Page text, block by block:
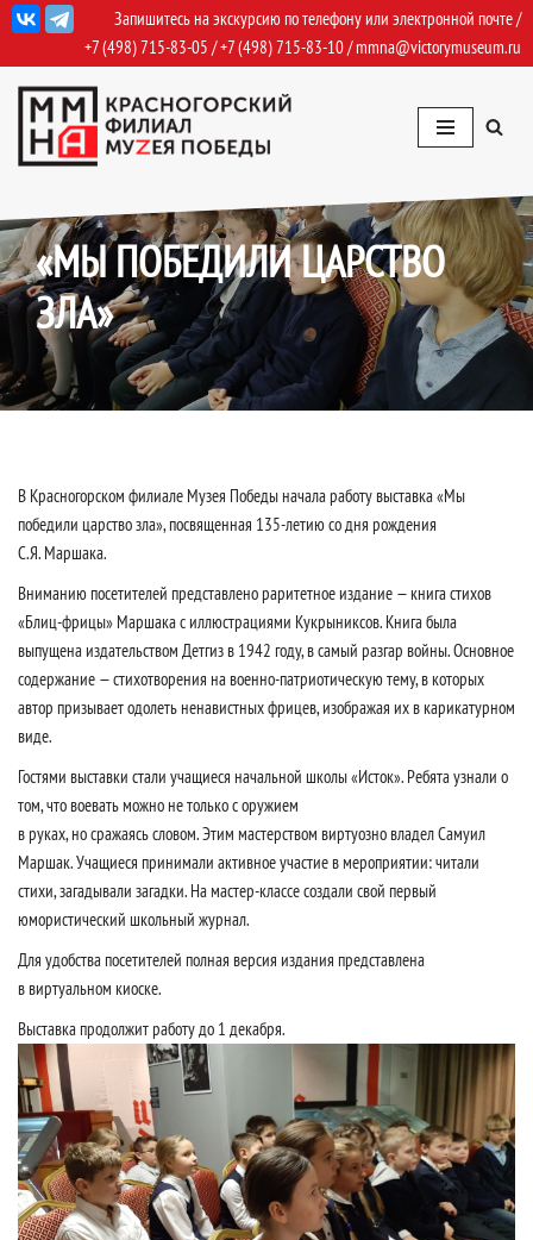
Перейти
к
содержимому
Запишитесь на экскурсию по телефону или электронной почте /
+7 (498) 715-83-05 /+7 (498) 715-83-10/mmna@victorymuseum.ru
«МЫ ПОБЕДИЛИ ЦАРСТВО
ЗЛА»
В Красногорском филиале Музея Победы начала работу выставка «Мы
победили царство зла», посвященная 135-летию со дня рождения
С.Я. Маршака.
Вниманию посетителей представлено раритетное издание — книга стихов
«Блиц-фрицы» Маршака с иллюстрациями Кукрыниксов. Книга была
выпущена издательством Детгиз в 1942 году, в самый разгар войны. Основное
содержание — стихотворения на военно-патриотическую тему, в которых
автор призывает одолеть ненавистных фрицев, изображая их в карикатурном
виде.
Гостями выставки стали учащиеся начальной школы «Исток». Ребята узнали о
том, что воевать можно не только с оружием
в руках, но сражаясь словом. Этим мастерством виртуозно владел Самуил
Маршак. Учащиеся принимали активное участие в мероприятии: читали
стихи, загадывали загадки. На мастер-классе создали свой первый
юмористический школьный журнал.
Для удобства посетителей полная версия издания представлена
в виртуальном киоске.
Выставка продолжит работу до 1 декабря.